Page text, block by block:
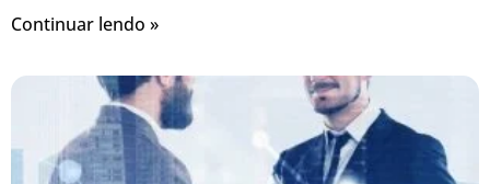
Continuar lendo »